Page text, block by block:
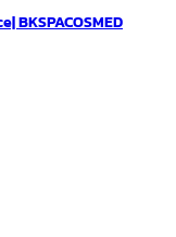
BKSPACOSMED